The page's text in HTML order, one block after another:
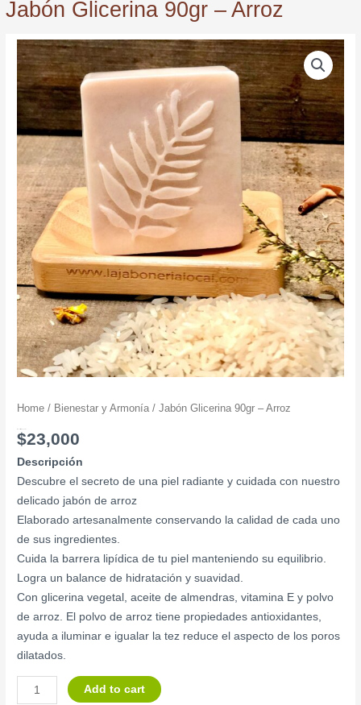
Jabón Glicerina 90gr – Arroz
Home / Bienestar y Armonía / Jabón Glicerina 90gr – Arroz
$23,000
Descripción
Descubre el secreto de una piel radiante y cuidada con nuestro
delicado jabón de arroz
Elaborado artesanalmente conservando la calidad de cada uno
de sus ingredientes.
Cuida la barrera lipídica de tu piel manteniendo su equilibrio.
Logra un balance de hidratación y suavidad.
Con glicerina vegetal, aceite de almendras, vitamina E y polvo
de arroz. El polvo de arroz tiene propiedades antioxidantes,
ayuda a iluminar e igualar la tez reduce el aspecto de los poros
dilatados.
Jabón
Glicerina
90gr
Arroz
quantity
Add to cart